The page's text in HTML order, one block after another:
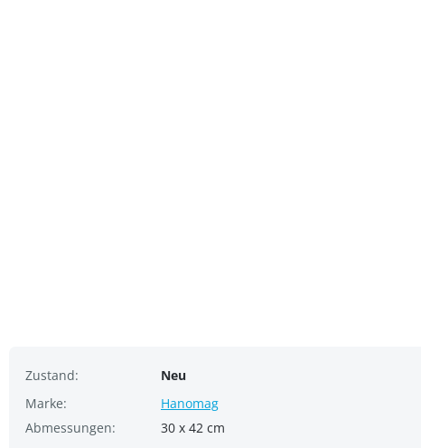
Zustand:
Neu
Marke:
Hanomag
Abmessungen:
30 x 42 cm